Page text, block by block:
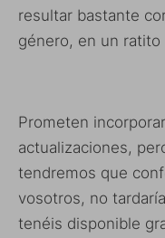
resultar bastante
género, en un
Prometen
actualizaciones,
tendremos que
vosotros, no
tenéis disponible